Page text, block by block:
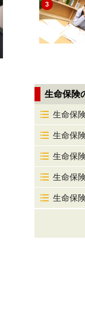
3
生命保険
生命保
生命保
生命保
生命保
生命保